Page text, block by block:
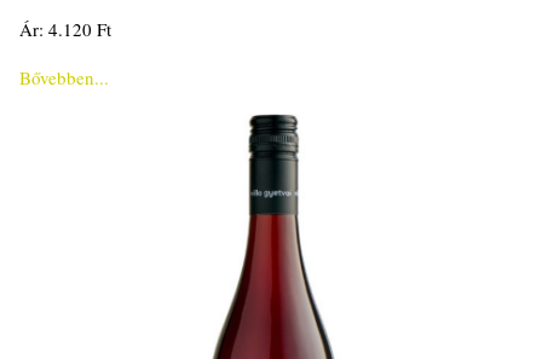
Ár: 4.120 Ft
Bővebben...